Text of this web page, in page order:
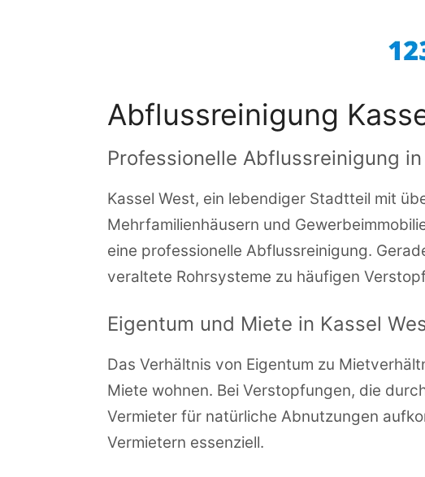
Abflussreinigung
Professionelle Abflussreinigung
Kassel West, ein lebendiger Stadtteil mit
Mehrfamilienhäusern und
eine professionelle Abflussreinigung.
veraltete Rohrsysteme zu häufigen
Eigentum und Miete in Kassel
Das Verhältnis von Eigentum zu
Miete wohnen. Bei Verstopfungen, die
Vermieter für natürliche Abnutzungen
Vermietern essenziell.